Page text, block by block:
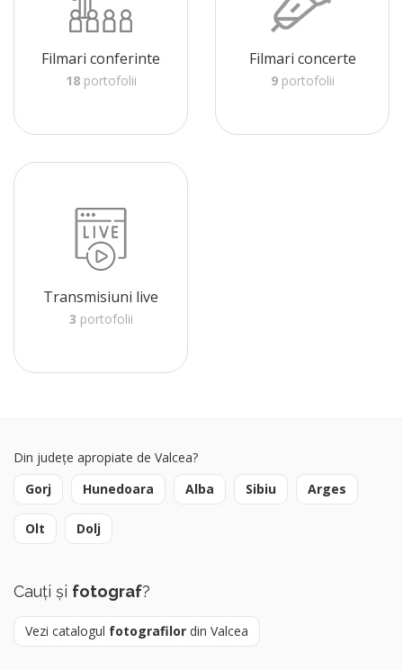
Filmari conferinte
18portofolii
Filmari concerte
9portofolii
Transmisiuni live
3 portofolii
Din județe apropiate de Valcea?
Gorj
Hunedoara Alba Sibiu Arges
Olt Dolj
Cauți și fotograf?
Vezi catalogul fotografilor din Valcea